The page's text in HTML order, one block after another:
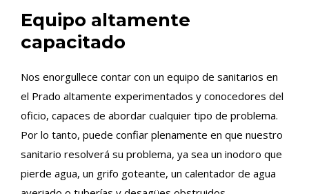
Equipo altamente
capacitado
Nos enorgullece contar con un equipo de sanitarios en
el Prado altamente experimentados y conocedores del
oficio, capaces de abordar cualquier tipo de problema.
Por lo tanto, puede confiar plenamente en que nuestro
sanitario resolverá su problema, ya sea un inodoro que
pierde agua, un grifo goteante, un calentador de agua